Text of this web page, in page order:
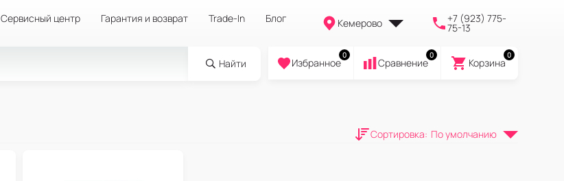
Сервисный центр Гарантия и возврат Trade-In Блог Кемерово +7 (923) 775-
75-13
Найти
0
Избранное
0
Cравнение
0
Корзина
Сортировка: По умолчанию